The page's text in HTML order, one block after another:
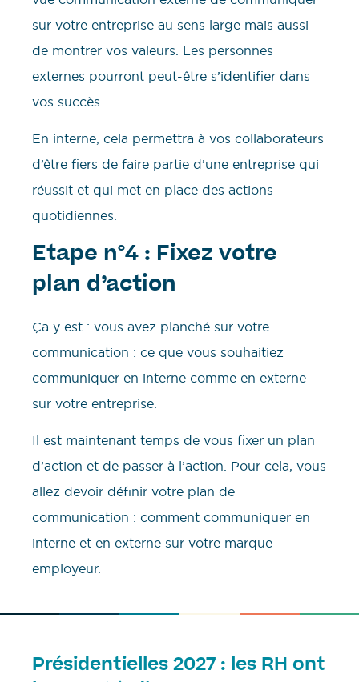
sur votre entreprise au sens large mais aussi
de montrer vos valeurs. Les personnes
externes pourront peut-être s’identifier dans
vos succès.
En interne, cela permettra à vos collaborateurs
d’être fiers de faire partie d’une entreprise qui
réussit et qui met en place des actions
quotidiennes.
Etape n°4 : Fixez votre
plan d’action
Ça y est : vous avez planché sur votre
communication : ce que vous souhaitiez
communiquer en interne comme en externe
sur votre entreprise.
Il est maintenant temps de vous fixer un plan
d’action et de passer à l’action. Pour cela, vous
allez devoir définir votre plan de
communication : comment communiquer en
interne et en externe sur votre marque
employeur.
Présidentielles 2027 : les RH ont